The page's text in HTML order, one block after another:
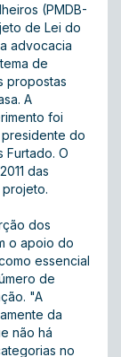
(PMDB-
de Lei do
advocacia
de
propostas
A
foi
do
Furtado. O
das
projeto.
dos
o apoio do
essencial
de
"A
da
não há
no